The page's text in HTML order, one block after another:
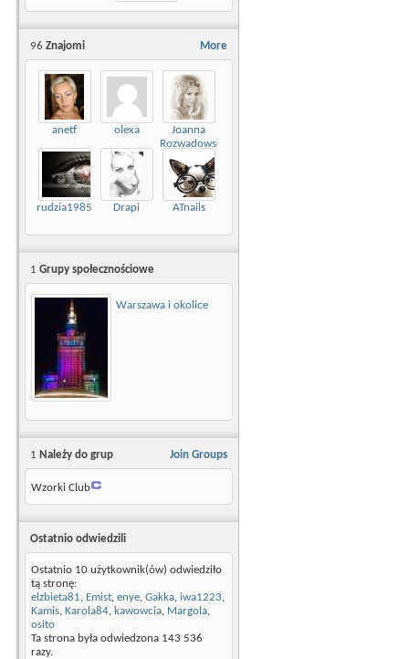
More
96 Znajomi
anetf olexa
Joanna
Rozwadowska
rudzia1985 Drapi ATnails
1 Grupy społecznościowe
Warszawa i okolice
Join Groups
1 Należy do grup
Wzorki Club
Ostatnio odwiedzili
Ostatnio 10 użytkownik(ów) odwiedziło
tą stronę:
elzbieta81, Emist, enye, Gakka, iwa1223,
Kamis, Karola84, kawowcia, Margola,
osito
Ta strona była odwiedzona 143 536
razy.